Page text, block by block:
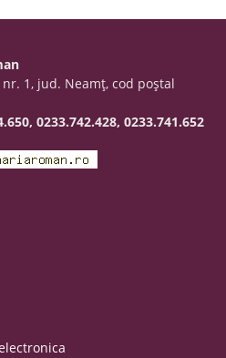
nr. 1, jud. Neamţ, cod poştal
0233.742.428, 0233.741.652